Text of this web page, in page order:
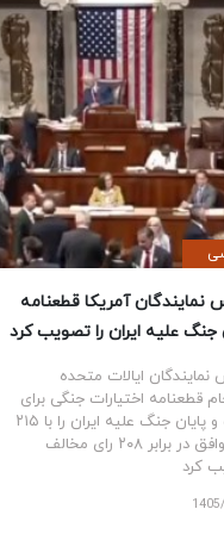
از نهایی شدن توافق با ایران
رفع فوری محاصره دریایی
ترامپ رئیس جمهور آمریکا پس
علیه ایران اعلام کرد که